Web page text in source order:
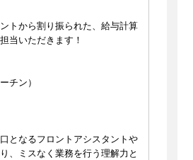
トから割り振られた、給与計算
当いただきます！
チン）
となるフロントアシスタントや
、ミスなく業務を行う理解力と